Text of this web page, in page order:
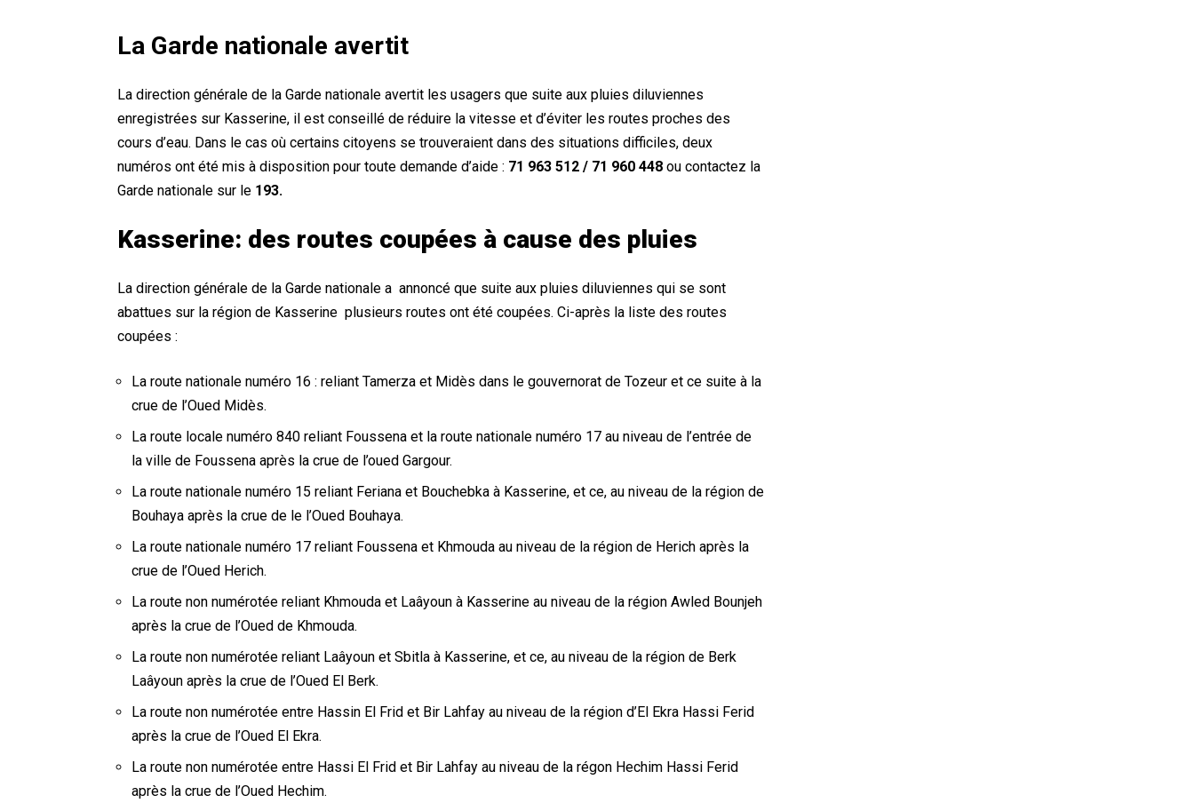
La Garde nationale avertit
La direction générale de la Garde nationale avertit les usagers que suite aux pluies diluviennes
enregistrées sur Kasserine, il est conseillé de réduire la vitesse et d’éviter les routes proches des
cours d’eau. Dans le cas où certains citoyens se trouveraient dans des situations difficiles, deux
numéros ont été mis à disposition pour toute demande d’aide : 71 963 512 / 71 960 448 ou contactez la
Garde nationale sur le 193.
Kasserine: des routes coupées à cause des pluies
La direction générale de la Garde nationale a annoncé que suite aux pluies diluviennes qui se sont
abattues sur la région de Kasserine plusieurs routes ont été coupées. Ci-après la liste des routes
coupées :
La route nationale numéro 16 : reliant Tamerza et Midès dans le gouvernorat de Tozeur et ce suite à la
crue de l’Oued Midès.
La route locale numéro 840 reliant Foussena et la route nationale numéro 17 au niveau de l’entrée de
la ville de Foussena après la crue de l’oued Gargour.
La route nationale numéro 15 reliant Feriana et Bouchebka à Kasserine, et ce, au niveau de la région de
Bouhaya après la crue de le l’Oued Bouhaya.
La route nationale numéro 17 reliant Foussena et Khmouda au niveau de la région de Herich après la
crue de l’Oued Herich.
La route non numérotée reliant Khmouda et Laâyoun à Kasserine au niveau de la région Awled Bounjeh
après la crue de l’Oued de Khmouda.
La route non numérotée reliant Laâyoun et Sbitla à Kasserine, et ce, au niveau de la région de Berk
Laâyoun après la crue de l’Oued El Berk.
La route non numérotée entre Hassin El Frid et Bir Lahfay au niveau de la région d’El Ekra Hassi Ferid
après la crue de l’Oued El Ekra.
La route non numérotée entre Hassi El Frid et Bir Lahfay au niveau de la régon Hechim Hassi Ferid
après la crue de l’Oued Hechim.